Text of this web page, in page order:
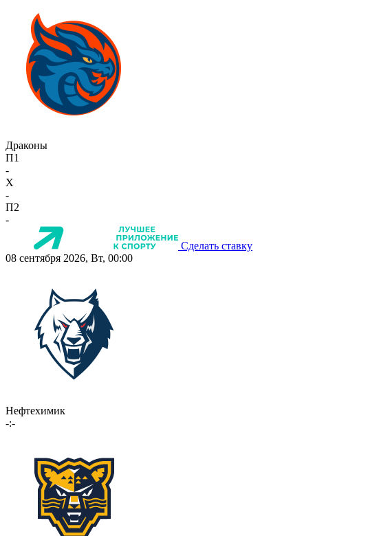
Драконы
П1
-
X
-
П2
-
Сделать ставку
08 сентября 2026, Вт, 00:00
Нефтехимик
-:-